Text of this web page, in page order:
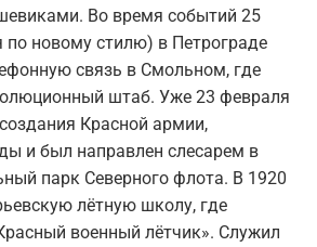
Во время событий 25
по новому стилю) в Петрограде
связь в Смольном, где
штаб. Уже 23 февраля
Красной армии,
и был направлен слесарем в
парк Северного флота. В 1920
лётную школу, где
военный лётчик». Служил